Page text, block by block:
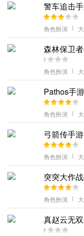
挑战更轻松。
★每日福利(自动发放):
更多好玩的游戏，请持
警车追击
角色扮演
森林保卫
角色扮演
Pathos手游
角色扮演
弓箭传手游
角色扮演
突突大作
角色扮演
真赵云无